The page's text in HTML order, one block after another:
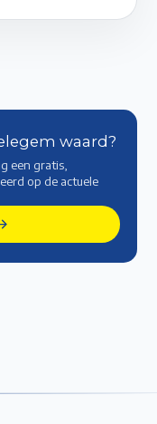
waard?
een gratis,
op de actuele